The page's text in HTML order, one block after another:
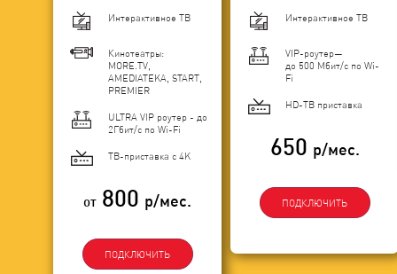
Интерактивное ТВ
Кинотеатры:
MORE.TV,
AMEDIATEKA, START,
PREMIER
ULTRA VIP роутер - до
2Гбит/c по Wi-Fi
ТВ-приставка с 4K
от 800 р/мес.
ПОДКЛЮЧИТЬ
Интерактивное ТВ
VIP-роутер—
до 500 Мбит/с по Wi-
Fi
HD-ТВ приставка
650 р/мес.
ПОДКЛЮЧИТЬ